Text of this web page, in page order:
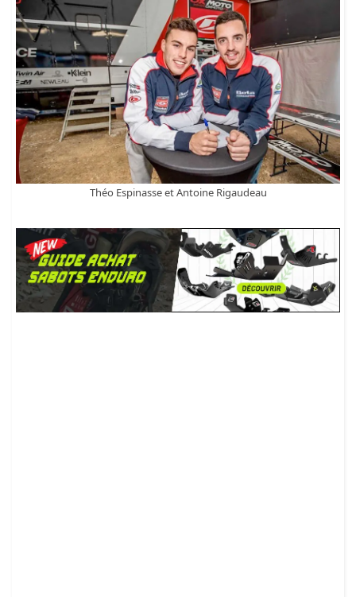
Théo Espinasse et Antoine Rigaudeau